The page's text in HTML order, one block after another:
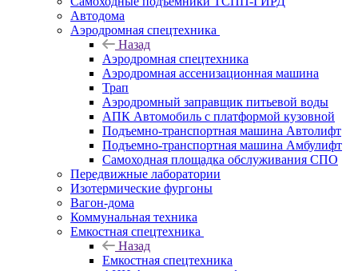
Автодома
Аэродромная спецтехника
Назад
Аэродромная спецтехника
Аэродромная ассенизационная машина
Трап
Аэродромный заправщик питьевой воды
АПК Автомобиль с платформой кузовной
Подъемно-транспортная машина Автолифт
Подъемно-транспортная машина Амбулифт
Самоходная площадка обслуживания СПО
Передвижные лаборатории
Изотермические фургоны
Вагон-дома
Коммунальная техника
Емкостная спецтехника
Назад
Емкостная спецтехника